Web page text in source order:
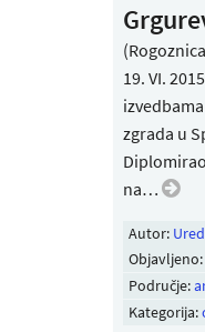
19. VI.
zgrada u
na…
Autor:
Područje:
Kategorija: